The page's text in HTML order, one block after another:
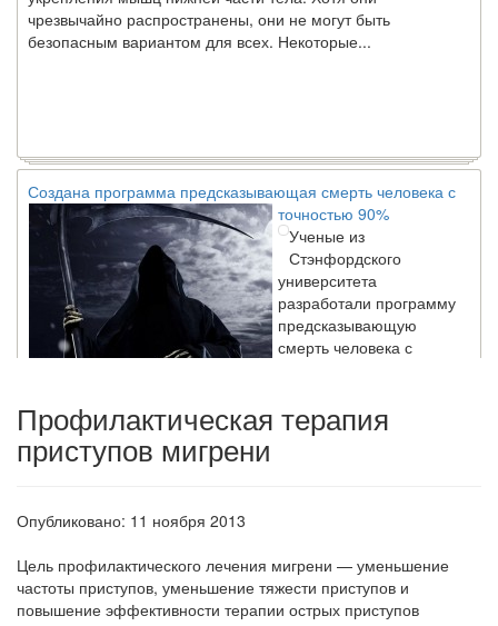
безопасным вариантом для всех. Некоторые...
Создана программа предсказывающая смерть человека с
точностью 90%
Ученые из
Стэнфордского
университета
разработали программу
предсказывающую
смерть человека с
высокой точностью.
Зарплата врачей в 2018 году превысит средний доход
доходов медицинских
работников в
ближайшие годы. Она
Профилактическая терапия
приступов мигрени
Опубликовано: 11 ноября 2013
Цель профилактического лечения мигре­ни — уменьшение
частоты приступов, умень­шение тяжести приступов и
повышение эффек­тивности терапии острых приступов